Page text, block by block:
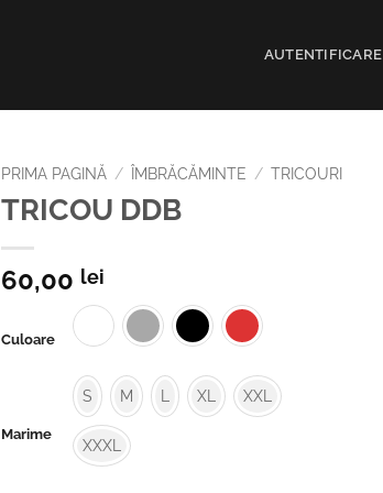
AUTENTIFICARE
PRIMA PAGINĂ / ÎMBRĂCĂMINTE / TRICOURI
TRICOU DDB
60,00 lei
Culoare
Marime
S M XL XXL
XXXL